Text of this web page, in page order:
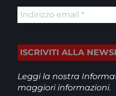
Leggi la nostra
maggiori informazioni.